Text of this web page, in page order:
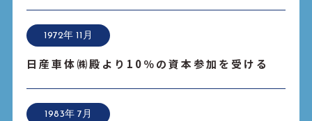
1972年 11月
日産車体㈱殿より10％の資本参加を受ける
1983年 7月